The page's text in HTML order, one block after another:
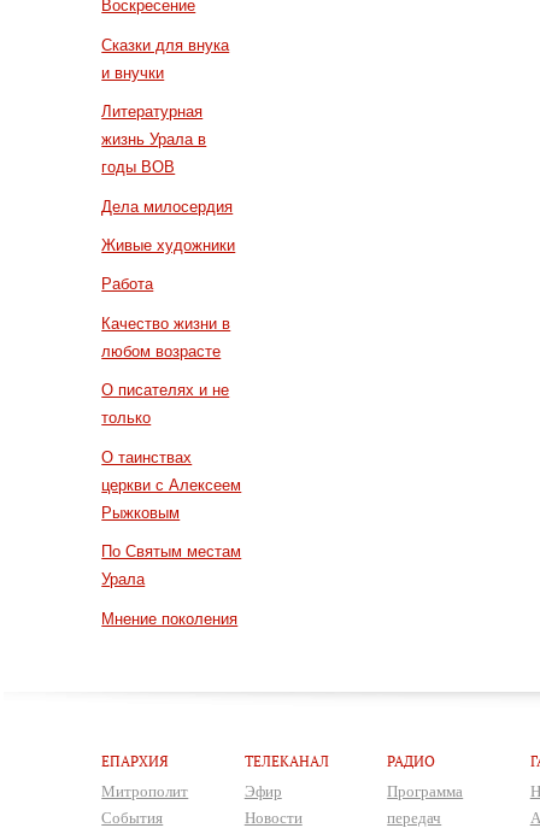
Воскресение
Сказки для внука
и внучки
Литературная
жизнь Урала в
годы ВОВ
Дела милосердия
Живые художники
Работа
Качество жизни в
любом возрасте
О писателях и не
только
О таинствах
церкви с Алексеем
Рыжковым
По Святым местам
Урала
Мнение поколения
ЕПАРХИЯ
Митрополит
События
ТЕЛЕКАНАЛ
Эфир
Новости
РАДИО
Программа
передач